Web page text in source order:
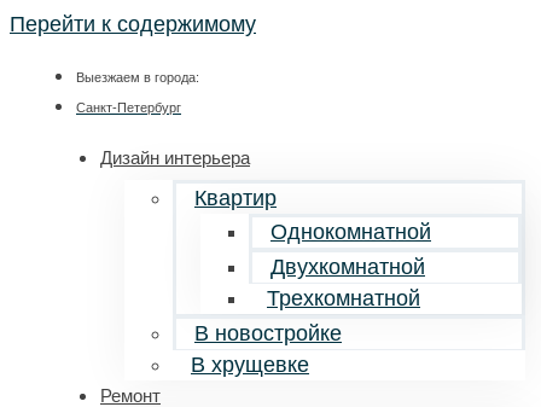
Перейти к содержимому
Выезжаем в города:
Санкт-Петербург
Дизайн интерьера
Квартир
Однокомнатной
Двухкомнатной
Трехкомнатной
В новостройке
В хрущевке
Ремонт